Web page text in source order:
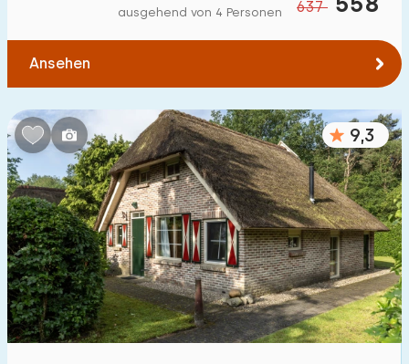
637
ausgehend von 4 Personen
Ansehen
9,3